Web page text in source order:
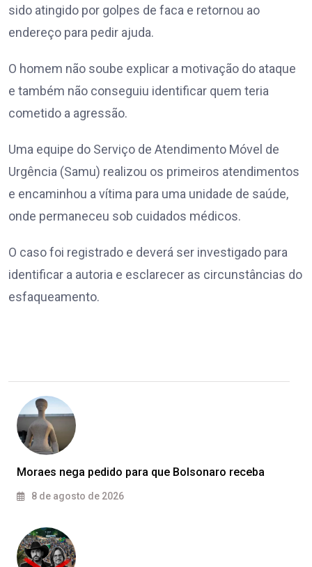
sido atingido por golpes de faca e retornou ao
endereço para pedir ajuda.
O homem não soube explicar a motivação do ataque
e também não conseguiu identificar quem teria
cometido a agressão.
Uma equipe do Serviço de Atendimento Móvel de
Urgência (Samu) realizou os primeiros atendimentos
e encaminhou a vítima para uma unidade de saúde,
onde permaneceu sob cuidados médicos.
O caso foi registrado e deverá ser investigado para
identificar a autoria e esclarecer as circunstâncias do
esfaqueamento.
Moraes nega pedido para que Bolsonaro receba
8 de agosto de 2026